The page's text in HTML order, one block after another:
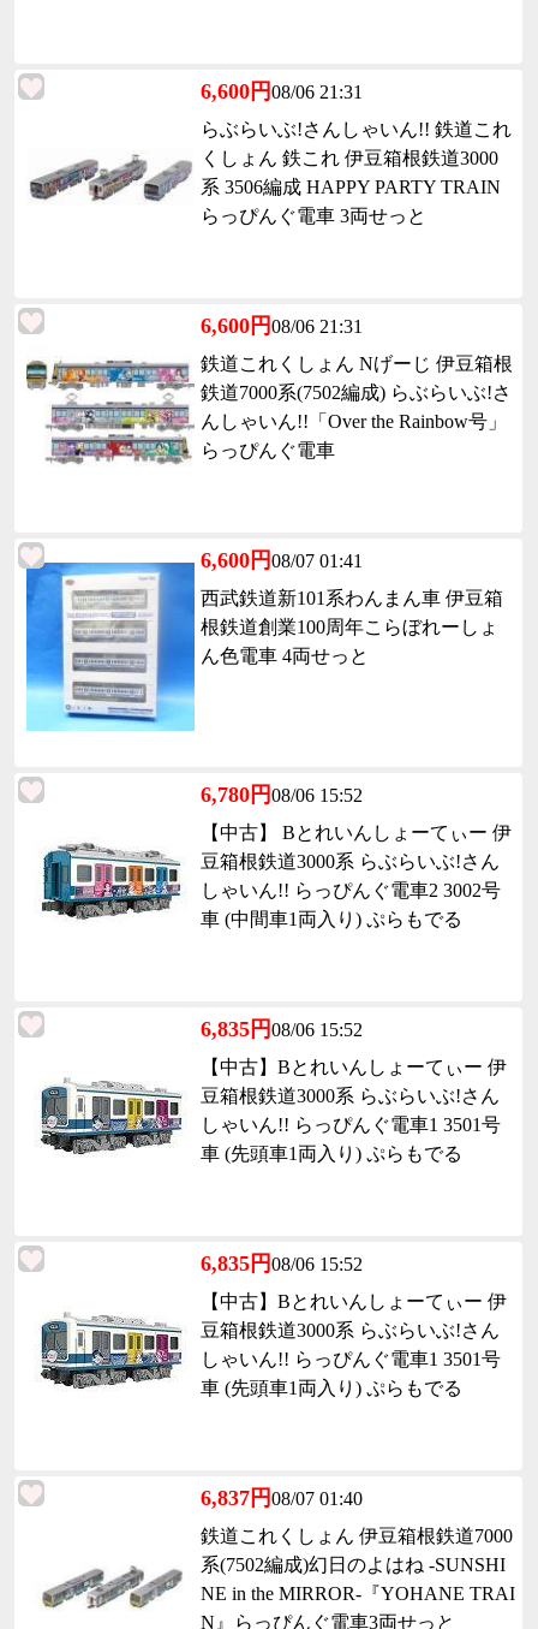
6,600円08/06 21:31
らぶらいぶ!さんしゃいん!! 鉄道これ
くしょん 鉄これ 伊豆箱根鉄道3000
系 3506編成 HAPPY PARTY TRAIN
らっぴんぐ電車 3両せっと
6,600円08/06 21:31
鉄道これくしょん Nげーじ 伊豆箱根
鉄道7000系(7502編成) らぶらいぶ!さ
んしゃいん!!「Over the Rainbow号」
らっぴんぐ電車
6,600円08/07 01:41
西武鉄道新101系わんまん車 伊豆箱
根鉄道創業100周年こらぼれーしょ
ん色電車 4両せっと
6,780円08/06 15:52
【中古】 Bとれいんしょーてぃー 伊
豆箱根鉄道3000系 らぶらいぶ!さん
しゃいん!! らっぴんぐ電車2 3002号
車 (中間車1両入り) ぷらもでる
6,835円08/06 15:52
【中古】Bとれいんしょーてぃー 伊
豆箱根鉄道3000系 らぶらいぶ!さん
しゃいん!! らっぴんぐ電車1 3501号
車 (先頭車1両入り) ぷらもでる
6,835円08/06 15:52
【中古】Bとれいんしょーてぃー 伊
豆箱根鉄道3000系 らぶらいぶ!さん
しゃいん!! らっぴんぐ電車1 3501号
車 (先頭車1両入り) ぷらもでる
6,837円08/07 01:40
鉄道これくしょん 伊豆箱根鉄道7000
系(7502編成)幻日のよはね -SUNSHI
NE in the MIRROR-『YOHANE TRAI
N』らっぴんぐ電車3両せっと